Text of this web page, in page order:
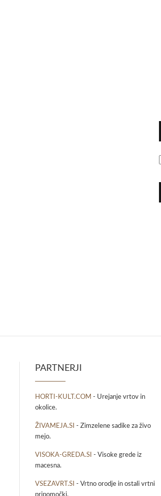
PARTNERJI
HORTI-KULT.COM - Urejanje vrtov in
okolice.
ŽIVAMEJA.SI - Zimzelene sadike za živo
mejo.
VISOKA-GREDA.SI - Visoke grede iz
macesna.
VSEZAVRT.SI - Vrtno orodje in ostali vrtni